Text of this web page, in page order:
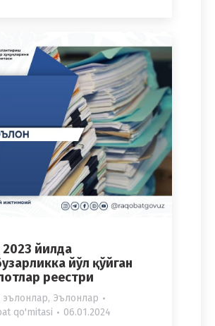
йилда
йўл қўйган
реестри
эълонлар, Эълонлар
qo'mitasi 06.01.2024